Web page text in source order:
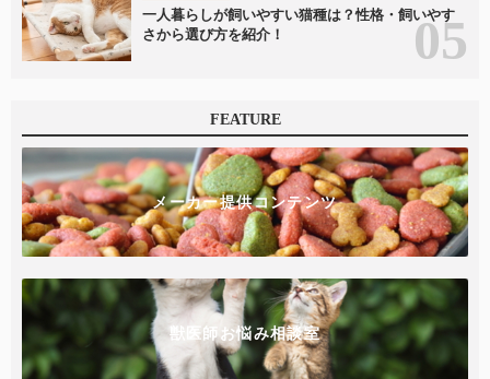
一人暮らしが飼いやすい猫種は？性格・飼いやす
さから選び方を紹介！
FEATURE
メーカー提供コンテンツ
獣医師お悩み相談室